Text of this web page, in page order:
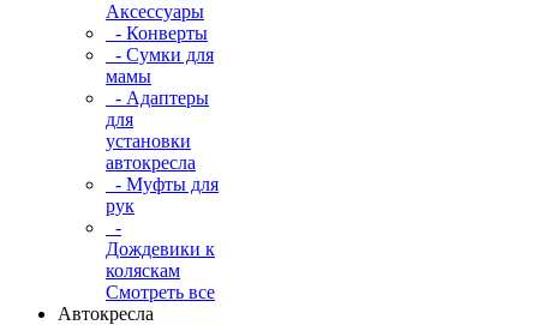
Аксессуары
- Конверты
- Сумки для
мамы
- Адаптеры
для
установки
автокресла
- Муфты для
рук
-
Дождевики к
коляскам
Смотреть все
Автокресла